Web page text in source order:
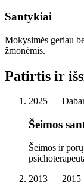
Santykiai
Mokysimės geriau
žmonėmis.
Patirtis ir
2025 —
Šeimos
Šeimos ir
2013 — 2015